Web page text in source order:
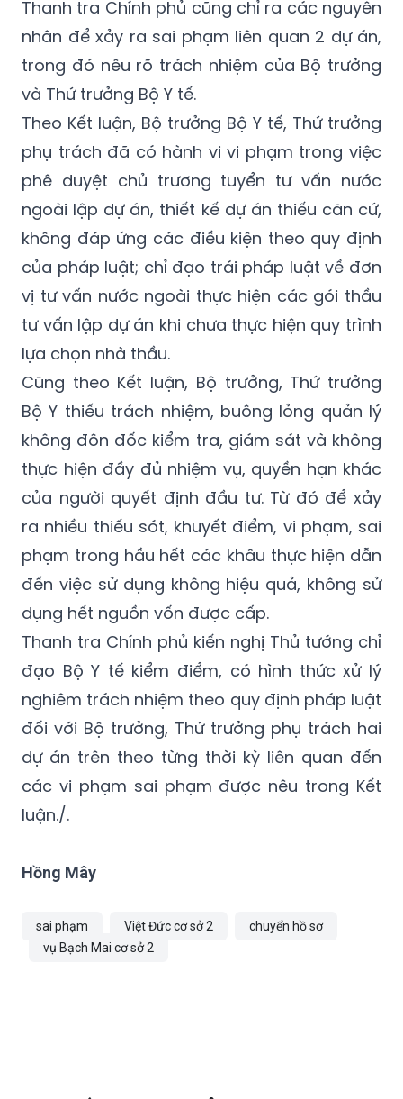
hoạch lựa chọn nhà thầu đến thực hiện các
gói thầu.
Thanh tra Chính phủ cũng chỉ ra các nguyên
nhân để xảy ra sai phạm liên quan 2 dự án,
trong đó nêu rõ trách nhiệm của Bộ trưởng
và Thứ trưởng Bộ Y tế.
Theo Kết luận, Bộ trưởng Bộ Y tế, Thứ trưởng
phụ trách đã có hành vi vi phạm trong việc
phê duyệt chủ trương tuyển tư vấn nước
ngoài lập dự án, thiết kế dự án thiếu căn cứ,
không đáp ứng các điều kiện theo quy định
của pháp luật; chỉ đạo trái pháp luật về đơn
vị tư vấn nước ngoài thực hiện các gói thầu
tư vấn lập dự án khi chưa thực hiện quy trình
lựa chọn nhà thầu.
Cũng theo Kết luận, Bộ trưởng, Thứ trưởng
Bộ Y thiếu trách nhiệm, buông lỏng quản lý
không đôn đốc kiểm tra, giám sát và không
thực hiện đầy đủ nhiệm vụ, quyền hạn khác
của người quyết định đầu tư. Từ đó để xảy
ra nhiều thiếu sót, khuyết điểm, vi phạm, sai
phạm trong hầu hết các khâu thực hiện dẫn
đến việc sử dụng không hiệu quả, không sử
dụng hết nguồn vốn được cấp.
Thanh tra Chính phủ kiến nghị Thủ tướng chỉ
đạo Bộ Y tế kiểm điểm, có hình thức xử lý
nghiêm trách nhiệm theo quy định pháp luật
đối với Bộ trưởng, Thứ trưởng phụ trách hai
dự án trên theo từng thời kỳ liên quan đến
luận./.
Hồng Mây